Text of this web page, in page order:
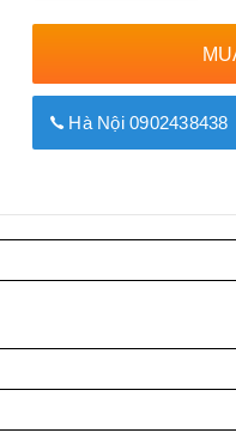
Hà Nội 0902438438